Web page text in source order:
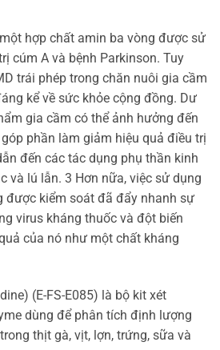
hợp chất amin ba vòng được sử
cúm A và bệnh Parkinson. Tuy
trái phép trong chăn nuôi gia cầm
kể về sức khỏe cộng đồng. Dư
gia cầm có thể ảnh hưởng đến
phần làm giảm hiệu quả điều trị
đến các tác dụng phụ thần kinh
và lú lẫn. 3 Hơn nữa, việc sử dụng
được kiểm soát đã đẩy nhanh sự
virus kháng thuốc và đột biến
của nó như một chất kháng
(E-FS-E085) là bộ kit xét
dùng để phân tích định lượng
thịt gà, vịt, lợn, trứng, sữa và